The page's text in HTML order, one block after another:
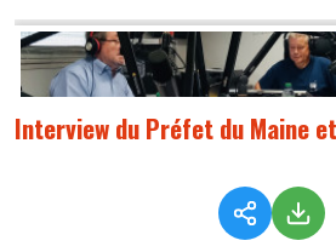
Interview du Préfet du Maine